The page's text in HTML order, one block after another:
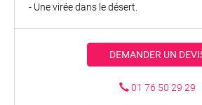
- Une virée dans le désert.
DEMANDER UN
01 76 50 29 29